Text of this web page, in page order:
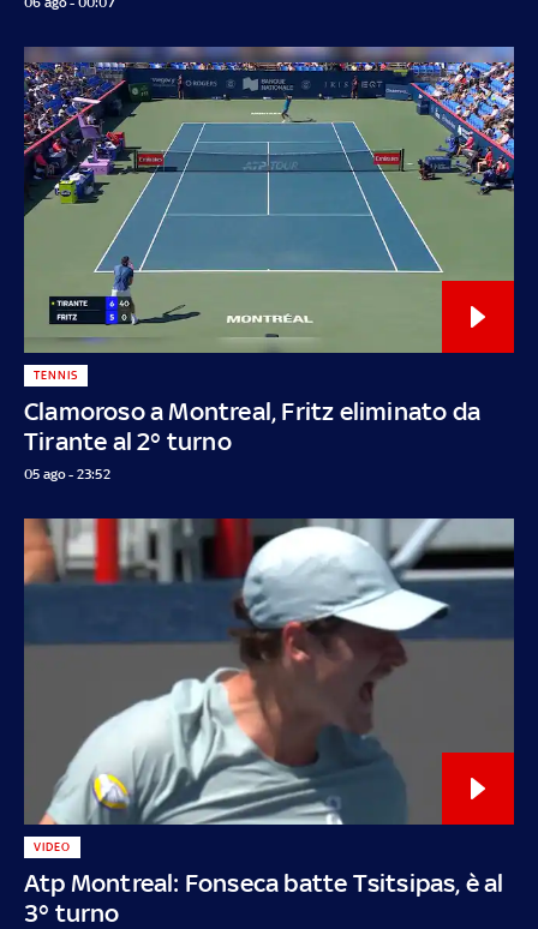
Clamoroso a Montreal, Fritz eliminato da
Tirante al 2° turno
TENNIS
05 ago - 23:52
Atp Montreal: Fonseca batte Tsitsipas, è al
3° turno
VIDEO